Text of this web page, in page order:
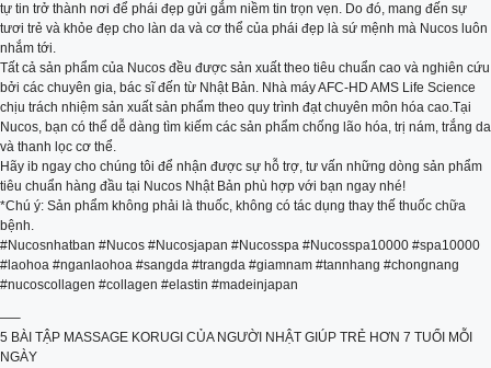
tự tin trở thành nơi để phái đẹp gửi gắm niềm tin trọn vẹn. Do đó, mang đến sự
tươi trẻ và khỏe đẹp cho làn da và cơ thể của phái đẹp là sứ mệnh mà Nucos luôn
nhắm tới.
Tất cả sản phẩm của Nucos đều được sản xuất theo tiêu chuẩn cao và nghiên cứu
bởi các chuyên gia, bác sĩ đến từ Nhật Bản. Nhà máy AFC-HD AMS Life Science
chịu trách nhiệm sản xuất sản phẩm theo quy trình đạt chuyên môn hóa cao.Tại
Nucos, bạn có thể dễ dàng tìm kiếm các sản phẩm chống lão hóa, trị nám, trắng da
và thanh lọc cơ thể.
Hãy ib ngay cho chúng tôi để nhận được sự hỗ trợ, tư vấn những dòng sản phẩm
tiêu chuẩn hàng đầu tại Nucos Nhật Bản phù hợp với bạn ngay nhé!
*Chú ý: Sản phẩm không phải là thuốc, không có tác dụng thay thế thuốc chữa
bệnh.
#Nucosnhatban #Nucos #Nucosjapan #Nucosspa #Nucosspa10000 #spa10000
#laohoa #nganlaohoa #sangda #trangda #giamnam #tannhang #chongnang
#nucoscollagen #collagen #elastin #madeinjapan
—–
5 BÀI TẬP MASSAGE KORUGI CỦA NGƯỜI NHẬT GIÚP TRẺ HƠN 7 TUỔI MỖI
NGÀY